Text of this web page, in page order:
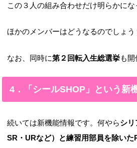
この３人の組み合わせだけ明らかに
ほかのメンバーはどうなるのでしょ
なお、同時に第２回転入生総選挙も
4．「シールSHOP」という新
続いては新機能情報です。何やらシリ
SR・URなど）と練習用部員を除いた